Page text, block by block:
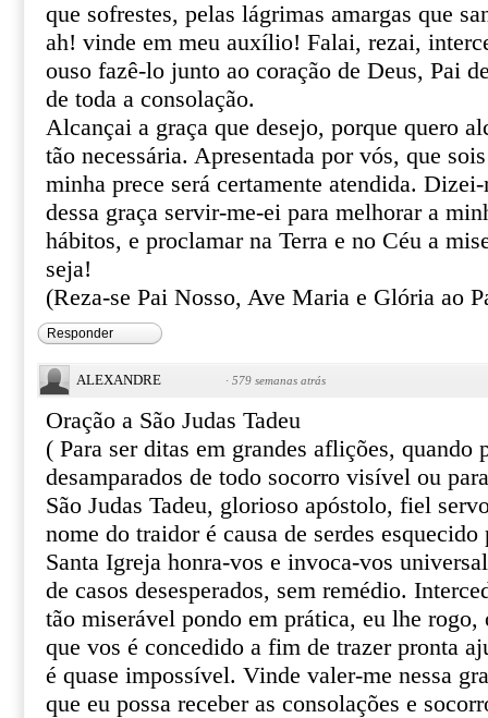
que sofrestes, pelas lágrimas amargas que
ah! vinde em meu auxílio! Falai, rezai,
ouso fazê-lo junto ao coração de Deus, Pai
de toda a consolação.
Alcançai a graça que desejo, porque quero
tão necessária. Apresentada por vós, que
minha prece será certamente atendida.
dessa graça servir-me-ei para melhorar a
hábitos, e proclamar na Terra e no Céu a
seja!
(Reza-se Pai Nosso, Ave Maria e Glória ao
Responder
ALEXANDRE · 579 semanas atrás
Oração a São Judas Tadeu
( Para ser ditas em grandes aflições, quando
desamparados de todo socorro visível ou
São Judas Tadeu, glorioso apóstolo, fiel
nome do traidor é causa de serdes
Santa Igreja honra-vos e invoca-vos
de casos desesperados, sem remédio.
tão miserável pondo em prática, eu lhe
que vos é concedido a fim de trazer pronta
é quase impossível. Vinde valer-me nessa
que eu possa receber as consolações e